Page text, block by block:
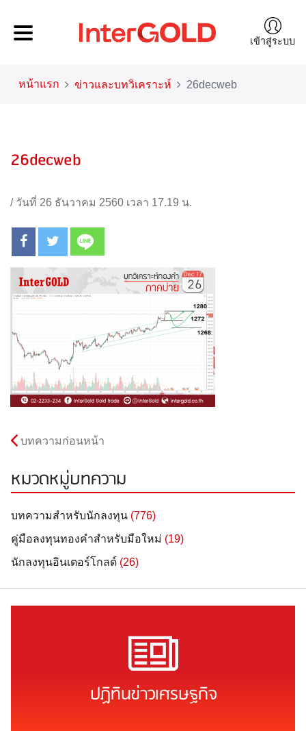
เข้าสู่ระบบ
หน้าแรก ข่าวและบทวิเคราะห์ 26decweb
26decweb
/ วันที่ 26 ธันวาคม 2560 เวลา 17.19 น.
บทความก่อนหน้า
หมวดหมู่บทความ
บทความสำหรับนักลงทุน (776)
คู่มือลงทุนทองคำสำหรับมือใหม่ (19)
นักลงทุนอินเตอร์โกลด์ (26)
ปฏิทินข่าวเศรษฐกิจ